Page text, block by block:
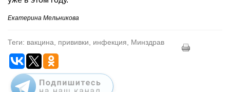
Екатерина Мельникова
Теги: вакцина, прививки, инфекция, Минздрав